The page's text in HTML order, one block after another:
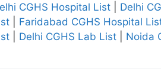
CGHS Hospital List Delhi
Faridabad CGHS Hospital
Delhi CGHS Lab List Noida